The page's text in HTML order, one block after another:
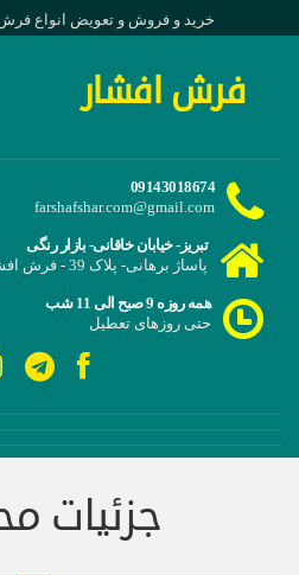
خرید و فروش و تعویض انواع
فرش افشار
09143018674
farshafshar.com@gmail.com
تبریز- خیابان خاقانی- بازار رنگی
پاساژ برهانی- پلاک 39 - فرش افشار
همه روزه 9 صبح الی 11 شب
حتی روزهای تعطیل
جزئیات